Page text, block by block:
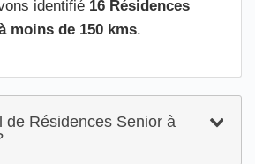
identifié 16 Résidences
moins de 150 kms.
de Résidences Senior à